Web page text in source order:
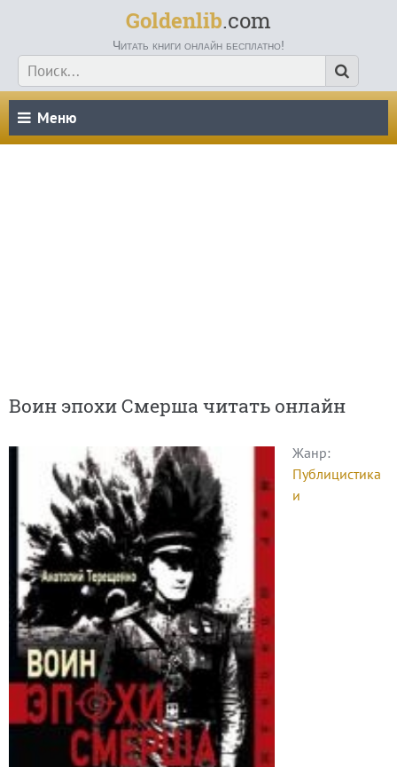
Goldenlib.com
Читать книги онлайн бесплатно!
Меню
Воин эпохи Смерша читать онлайн
Жанр:
Публицистика
и